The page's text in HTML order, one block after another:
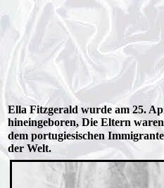
Ella Fitzgerald wurde am 25.
hineingeboren, Die Eltern
dem portugiesischen
der Welt.